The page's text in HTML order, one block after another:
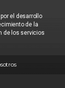
el desarrollo
de la
de los servicios